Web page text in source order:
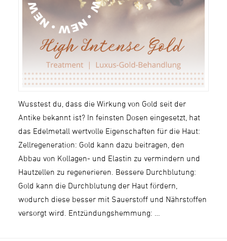
Wusstest du, dass die Wirkung von Gold seit der
Antike bekannt ist? In feinsten Dosen eingesetzt, hat
das Edelmetall wertvolle Eigenschaften für die Haut:
Zellregeneration: Gold kann dazu beitragen, den
Abbau von Kollagen- und Elastin zu vermindern und
Hautzellen zu regenerieren. Bessere Durchblutung:
Gold kann die Durchblutung der Haut fördern,
wodurch diese besser mit Sauerstoff und Nährstoffen
versorgt wird. Entzündungshemmung: …